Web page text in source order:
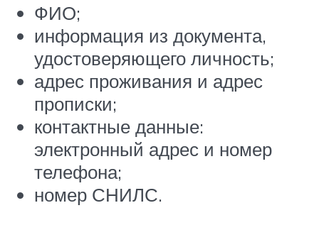
ФИО;
информация из документа,
удостоверяющего личность;
адрес проживания и адрес
прописки;
контактные данные:
электронный адрес и номер
телефона;
номер СНИЛС.